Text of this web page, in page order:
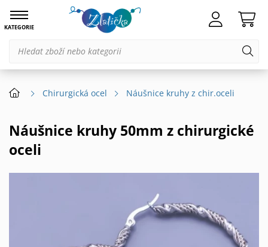
KATEGORIE
Chirurgická ocel Náušnice kruhy z chir.oceli
Náušnice kruhy 50mm z chirurgické
oceli